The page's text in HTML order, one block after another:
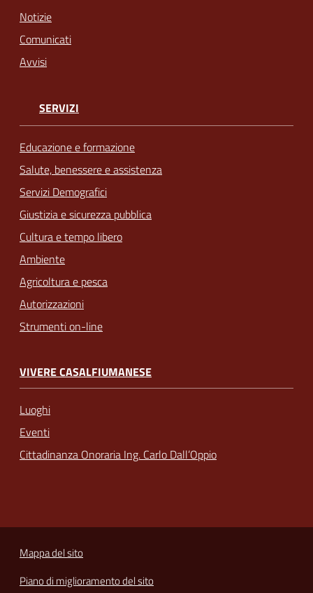
Notizie
Comunicati
Avvisi
SERVIZI
Educazione e formazione
Salute, benessere e assistenza
Servizi Demografici
Giustizia e sicurezza pubblica
Cultura e tempo libero
Ambiente
Agricoltura e pesca
Autorizzazioni
Strumenti on-line
VIVERE CASALFIUMANESE
Luoghi
Eventi
Cittadinanza Onoraria Ing. Carlo Dall’Oppio
Mappa del sito
Piano di miglioramento del sito